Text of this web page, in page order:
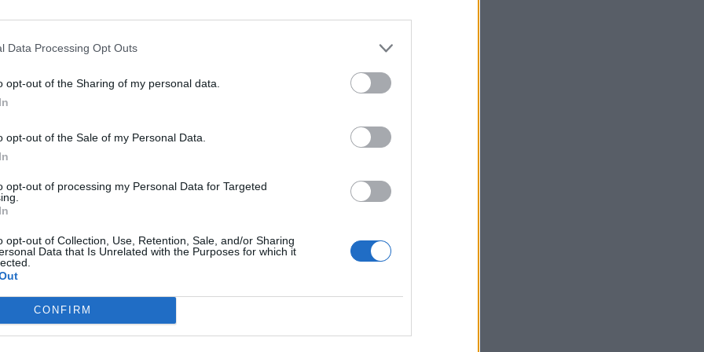
Data Processing Opt Outs
opt-out of the Sharing of my personal data.
opt-out of the Sale of my Personal Data.
opt-out of processing my Personal Data for Targeted
opt-out of Collection, Use, Retention, Sale, and/or Sharing
Data that Is Unrelated with the Purposes for which it
CONFIRM
μία μόνο δόση, είχαν τρεις φορές
Covid-19.
και είχαν
σχεδόν διπλάσια πιθανότητα να
δόσεις.
με τη μελέτη,
όπως η μυοκαρδίτιδα(φλεγμονή του
πολύ μεγαλύτερος.